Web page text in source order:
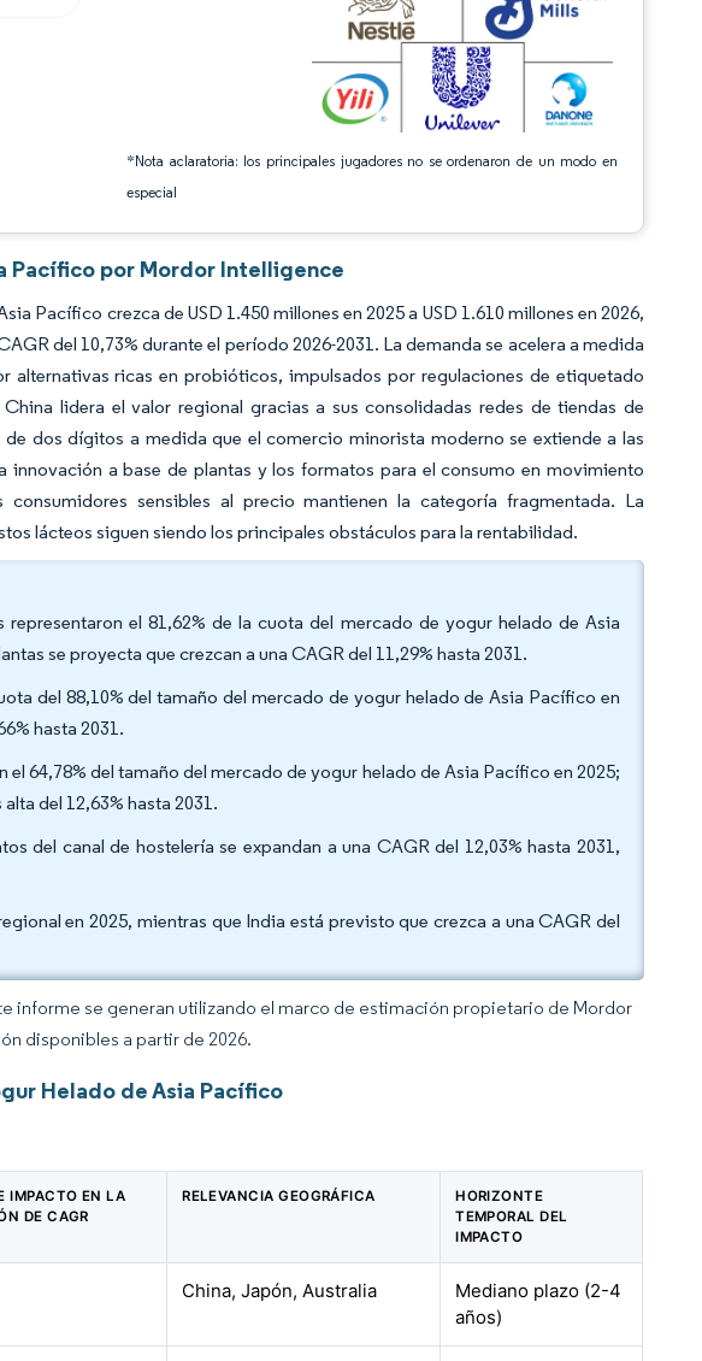
*Nota aclaratoria: los principales jugadores no se ordenaron de un modo en
especial
Pacífico por Mordor Intelligence
Pacífico crezca de USD 1.450 millones en 2025 a USD 1.610 millones en 2026,
del 10,73% durante el período 2026-2031. La demanda se acelera a medida
alternativas ricas en probióticos, impulsados por regulaciones de etiquetado
lidera el valor regional gracias a sus consolidadas redes de tiendas de
dos dígitos a medida que el comercio minorista moderno se extiende a las
innovación a base de plantas y los formatos para el consumo en movimiento
sensibles al precio mantienen la categoría fragmentada. La
lácteos siguen siendo los principales obstáculos para la rentabilidad.
el 81,62% de la cuota del mercado de yogur helado de Asia
se proyecta que crezcan a una CAGR del 11,29% hasta 2031.
del 88,10% del tamaño del mercado de yogur helado de Asia Pacífico en
hasta 2031.
64,78% del tamaño del mercado de yogur helado de Asia Pacífico en 2025;
del 12,63% hasta 2031.
del canal de hostelería se expandan a una CAGR del 12,03% hasta 2031,
en 2025, mientras que India está previsto que crezca a una CAGR del
informe se generan utilizando el marco de estimación propietario de Mordor
disponibles a partir de 2026.
Helado de Asia Pacífico
IMPACTO EN LA
DE CAGR
RELEVANCIA GEOGRÁFICA
HORIZONTE
TEMPORAL DEL
IMPACTO
China, Japón, Australia
Mediano plazo (2-4
años)